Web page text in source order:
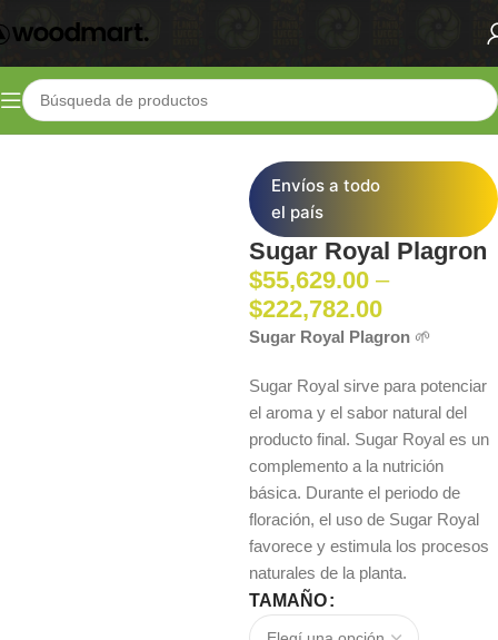
Inicio Shop Fertilizantes Aditivos
Envíos a todo
el país
Sugar Royal Plagron
$55,629.00 –
$222,782.00
Sugar Royal Plagron 🌱
Sugar Royal sirve para potenciar
el aroma y el sabor natural del
producto final. Sugar Royal es un
complemento a la nutrición
básica. Durante el periodo de
floración, el uso de Sugar Royal
favorece y estimula los procesos
naturales de la planta.
TAMAÑO